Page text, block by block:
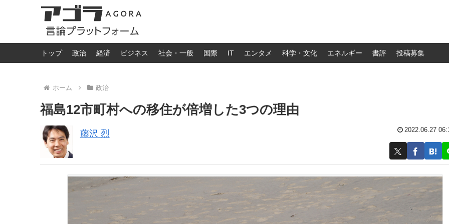
トップ 政治 経済 ビジネス 社会・一般 国際 IT エンタメ 科学・文化 エネルギー 書評 投稿募集
ホーム 政治
福島12市町村への移住が倍増した3つの理由
藤沢 烈 2022.06.27